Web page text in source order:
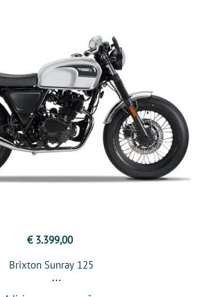
€ 3.399,00
Brixton Sunray 125